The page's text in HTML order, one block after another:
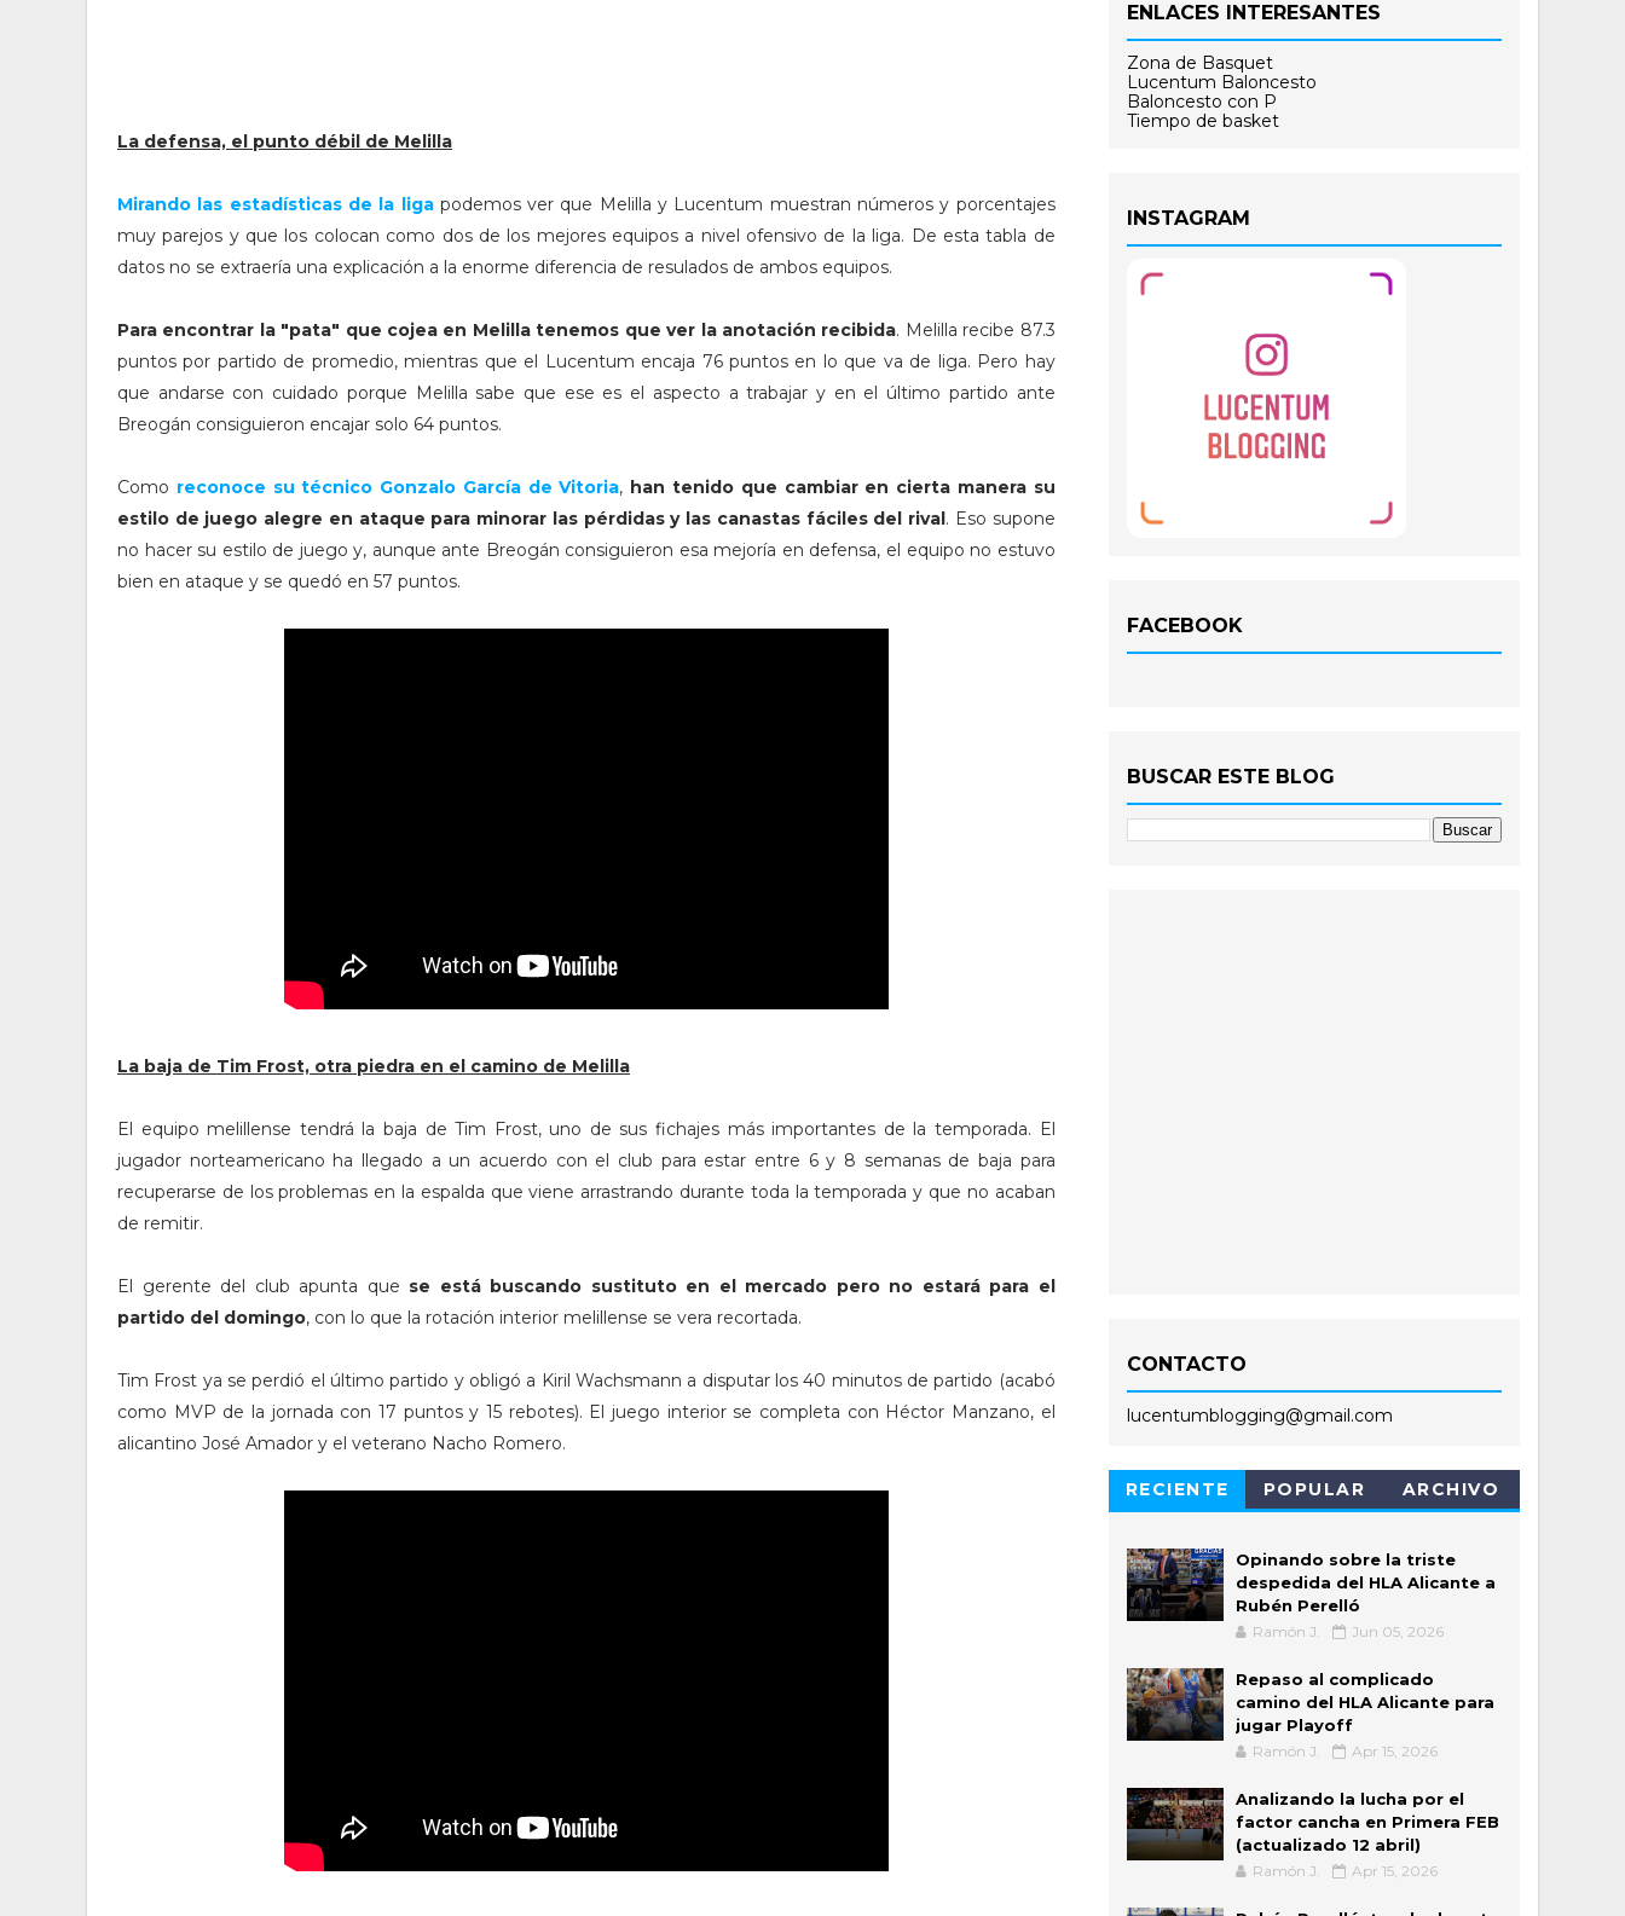
La defensa, el punto débil de Melilla
Mirando las estadísticas de la ligapodemos ver que Melilla y Lucentum muestran números y porcentajes
muy parejos y que los colocan como dos de los mejores equipos a nivel ofensivo de la liga. De esta tabla de
datos no se extraería una explicación a la enorme diferencia de resulados de ambos equipos.
Para encontrar la "pata" que cojea en Melilla tenemos que ver la anotación recibida. Melilla recibe 87.3
puntos por partido de promedio, mientras que el Lucentum encaja 76 puntos en lo que va de liga. Pero hay
que andarse con cuidado porque Melilla sabe que ese es el aspecto a trabajar y en el último partido ante
Breogán consiguieron encajar solo 64 puntos.
Como reconoce su técnico Gonzalo García de Vitoria, han tenido que cambiar en cierta manera su
estilo de juego alegre en ataque para minorar las pérdidas y las canastas fáciles del rival. Eso supone
no hacer su estilo de juego y, aunque ante Breogán consiguieron esa mejoría en defensa, el equipo no estuvo
bien en ataque y se quedó en 57 puntos.
La baja de Tim Frost, otra piedra en el camino de Melilla
El equipo melillense tendrá la baja de Tim Frost, uno de sus fichajes más importantes de la temporada. El
jugador norteamericano ha llegado a un acuerdo con el club para estar entre 6 y 8 semanas de baja para
recuperarse de los problemas en la espalda que viene arrastrando durante toda la temporada y que no acaban
de remitir.
El gerente del club apunta que se está buscando sustituto en el mercado pero no estará para el
partido del domingo, con lo que la rotación interior melillense se vera recortada.
Tim Frost ya se perdió el último partido y obligó a Kiril Wachsmann a disputar los 40 minutos de partido (acabó
como MVP de la jornada con 17 puntos y 15 rebotes). El juego interior se completa con Héctor Manzano, el
alicantino José Amador y el veterano Nacho Romero.
ENLACES INTERESANTES
Zona de Basquet
Lucentum Baloncesto
Baloncesto con P
Tiempo de basket
INSTAGRAM
FACEBOOK
BUSCAR ESTE BLOG
CONTACTO
lucentumblogging@gmail.com
RECIENTE POPULAR ARCHIVO
Opinando sobre la triste
despedida del HLA Alicante a
Rubén Perelló
Ramón J. Jun 05, 2026
Repaso al complicado
camino del HLA Alicante para
jugar Playoff
Ramón J. Apr 15, 2026
Analizando la lucha por el
factor cancha en Primera FEB
(actualizado 12 abril)
Ramón J. Apr 15, 2026